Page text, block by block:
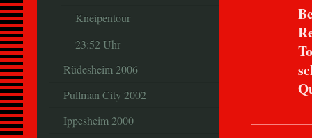
Kneipentour
23:52 Uhr
Rüdesheim 2006
Pullman City 2002
Ippesheim 2000